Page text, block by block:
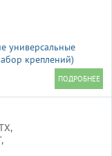
универсальные
креплений)
раздвинутом